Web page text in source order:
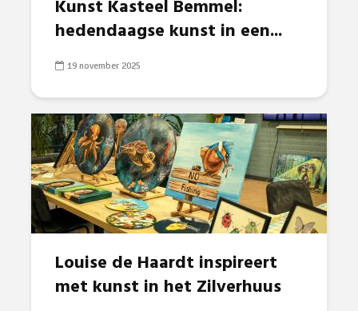
Kunst Kasteel Bemmel:
hedendaagse kunst in een...
19 november 2025
Louise de Haardt inspireert
met kunst in het Zilverhuus